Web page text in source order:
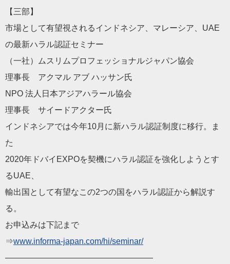
【三部】
市場として有望視されるインドネシア、マレーシア、UAE
の最新ハラル認証セミナー
（一社）ムスリムプロフェッショナルジャパン協会
理事長 アクマル アブ ハッサン氏
NPO 法人日本アジアハラール協会
理事長 サイードアクター氏
インドネシアでは今年10月に新ハラル認証制度に移行。ま
た
2020年ドバイEXPOを契機にハラル認証を強化しようとす
るUAE、
輸出国として有望なこの2つの国をハラル認証から解説す
る。
お申込みは下記まで
⇒www.informa-japan.com/hi/seminar/
——————————————————